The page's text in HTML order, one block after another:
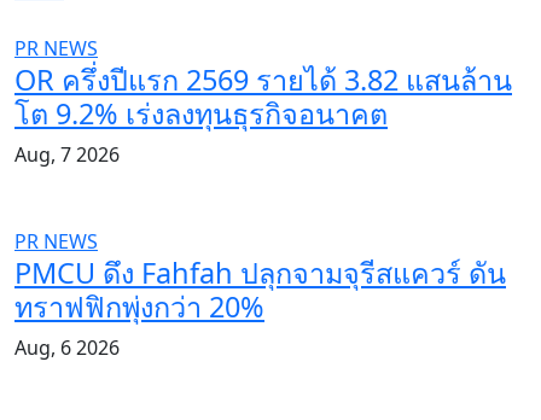
PR NEWS
OR ครึ่งปีแรก 2569 รายได้ 3.82 แสนล้าน
โต 9.2% เร่งลงทุนธุรกิจอนาคต
Aug, 7 2026
PR NEWS
PMCU ดึง Fahfah ปลุกจามจุรีสแควร์ ดัน
ทราฟฟิกพุ่งกว่า 20%
Aug, 6 2026